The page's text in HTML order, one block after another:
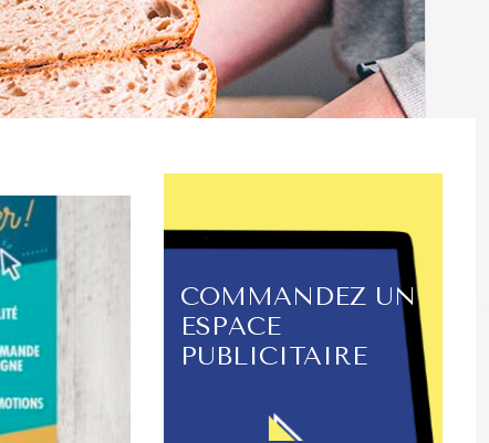
COMMANDEZ UN
ESPACE
PUBLICITAIRE